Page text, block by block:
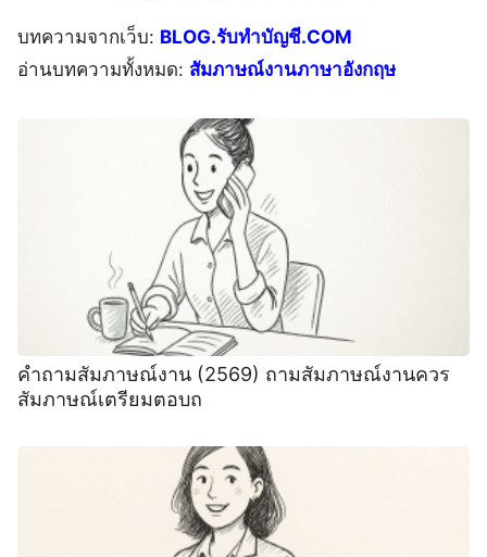
บทความจากเว็บ: BLOG.รับทำบัญชี.COM
อ่านบทความทั้งหมด: สัมภาษณ์งานภาษาอังกฤษ
คําถามสัมภาษณ์งาน (2569) ถามสัมภาษณ์งานควร
สัมภาษณ์เตรียมตอบถ